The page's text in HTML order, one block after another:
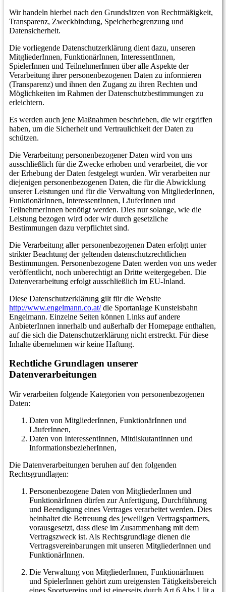
Wir handeln hierbei nach den Grundsätzen von Rechtmäßigkeit,
Transparenz, Zweckbindung, Speicherbegrenzung und
Datensicherheit.
Die vorliegende Datenschutzerklärung dient dazu, unseren
MitgliederInnen, FunktionärInnen, InteressentInnen,
SpielerInnen und TeilnehmerInnen über alle Aspekte der
Verarbeitung ihrer personenbezogenen Daten zu informieren
(Transparenz) und ihnen den Zugang zu ihren Rechten und
Möglichkeiten im Rahmen der Datenschutzbestimmungen zu
erleichtern.
Es werden auch jene Maßnahmen beschrieben, die wir ergriffen
haben, um die Sicherheit und Vertraulichkeit der Daten zu
schützen.
Die Verarbeitung personenbezogener Daten wird von uns
ausschließlich für die Zwecke erhoben und verarbeitet, die vor
der Erhebung der Daten festgelegt wurden. Wir verarbeiten nur
diejenigen personenbezogenen Daten, die für die Abwicklung
unserer Leistungen und für die Verwaltung von MitgliederInnen,
FunktionärInnen, InteressentInnen, LäuferInnen und
TeilnehmerInnen benötigt werden. Dies nur solange, wie die
Leistung bezogen wird oder wir durch gesetzliche
Bestimmungen dazu verpflichtet sind.
Die Verarbeitung aller personenbezogenen Daten erfolgt unter
strikter Beachtung der geltenden datenschutzrechtlichen
Bestimmungen. Personenbezogene Daten werden von uns weder
veröffentlicht, noch unberechtigt an Dritte weitergegeben. Die
Datenverarbeitung erfolgt ausschließlich im EU-Inland.
Diese Datenschutzerklärung gilt für die Website
http://www.engelmann.co.at/die Sportanlage Kunsteisbahn
Engelmann. Einzelne Seiten können Links auf andere
AnbieterInnen innerhalb und außerhalb der Homepage enthalten,
auf die sich die Datenschutzerklärung nicht erstreckt. Für diese
Inhalte übernehmen wir keine Haftung.
Rechtliche Grundlagen unserer
Datenverarbeitungen
Wir verarbeiten folgende Kategorien von personenbezogenen
Daten:
Daten von MitgliederInnen, FunktionärInnen und
LäuferInnen,
Daten von InteressentInnen, MitdiskutantInnen und
InformationsbezieherInnen,
Die Datenverarbeitungen beruhen auf den folgenden
Rechtsgrundlagen:
Personenbezogene Daten von MitgliederInnen und
FunktionärInnen dürfen zur Anfertigung, Durchführung
und Beendigung eines Vertrages verarbeitet werden. Dies
beinhaltet die Betreuung des jeweiligen Vertragspartners,
vorausgesetzt, dass diese im Zusammenhang mit dem
Vertragszweck ist. Als Rechtsgrundlage dienen die
Vertragsvereinbarungen mit unseren MitgliederInnen und
FunktionärInnen.
Die Verwaltung von MitgliederInnen, FunktionärInnen
und SpielerInnen gehört zum ureigensten Tätigkeitsbereich